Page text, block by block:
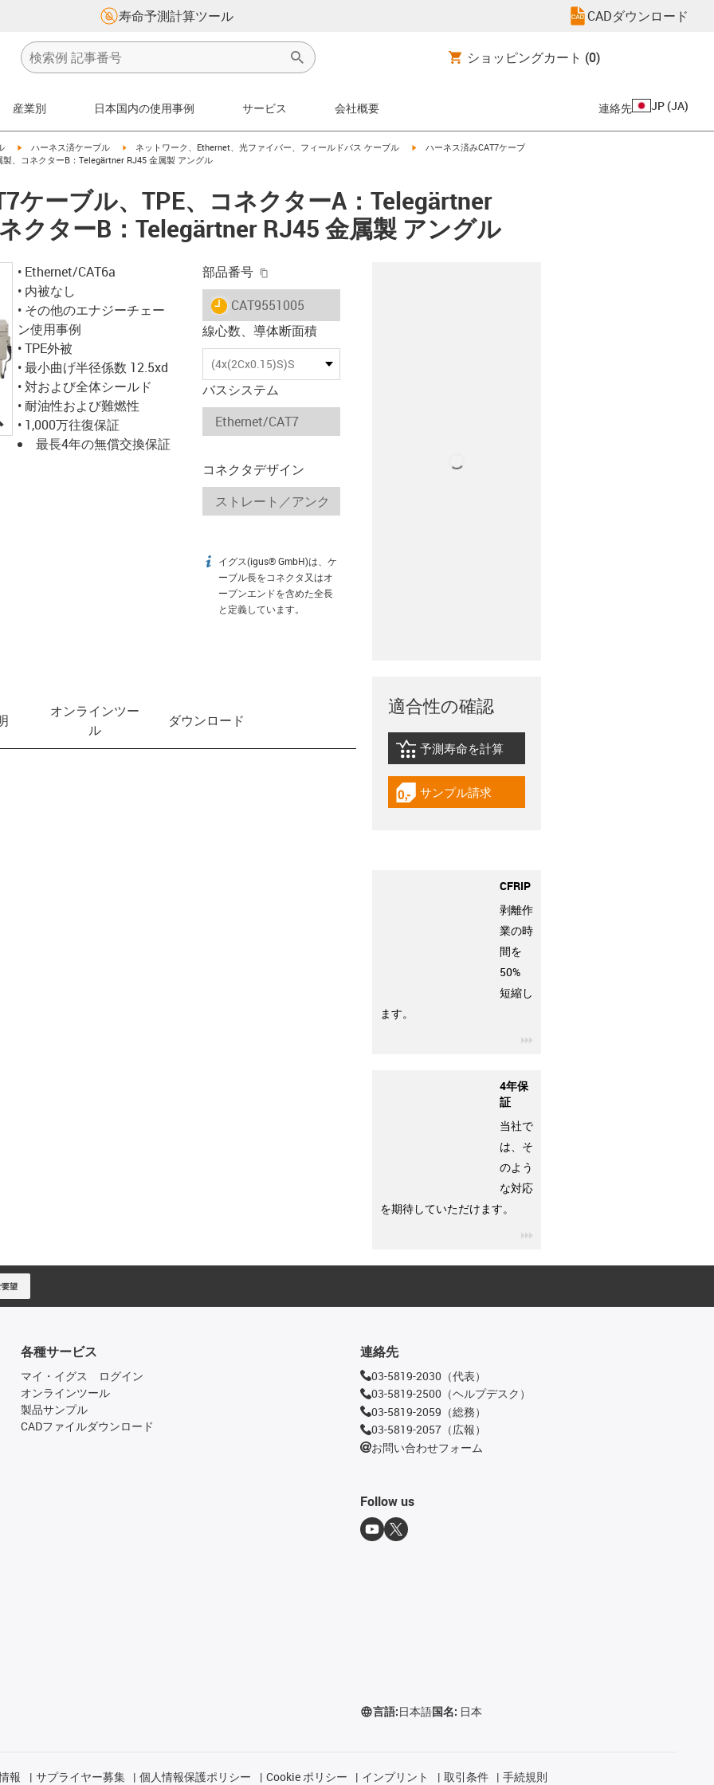
寿命予測計算ツール CADダウンロード
ショッピングカート (0)
産業別 日本国内の使用事例 サービス 会社概要 連絡先 JP (JA)
igus-icon-arrow-right
ハーネス済ケーブル igus-icon-arrow-right
ネットワーク、Ethernet、光ファイバー、フィールドバス ケーブル igus-icon-arrow-right
ハーネス済みCAT7ケーブ
、コネクターB：Telegärtner RJ45 金属製 アングル
ケーブル、TPE、コネクターA：Telegärtner
クターB：Telegärtner RJ45 金属製 アングル
igus-icon-lupe
• Ethernet/CAT6a
• 内被なし
• その他のエナジーチェー
ン使用事例
• TPE外被
• 最小曲げ半径係数 12.5xd
• 対および全体シールド
• 耐油性および難燃性
• 1,000万往復保証
最長4年の無償交換保証
部品番号
igus-icon-lieferzeit
CAT9551005
線心数、導体断面積
(4x(2Cx0.15)S)S
バスシステム
コネクタデザイン
igus-icon-info
イグス(igus® GmbH)は、ケ
ーブル長をコネクタ又はオ
ープンエンドを含めた全長
と定義しています。
オンラインツー
ル
ダウンロード
適合性の確認
igus-icon-lebensdauerrechner
予測寿命を計算
igus-icon-gratismuster
サンプル請求
CFRIP
剥離作
業の時
間を
50%
短縮し
ます。
4年保
証
当社で
は、そ
のよう
な対応
を期待していただけます。
望
各種サービス
マイ・イグス ログイン
オンラインツール
製品サンプル
CADファイルダウンロード
連絡先
03-5819-2030（代表）
03-5819-2500（ヘルプデスク）
03-5819-2059（総務）
03-5819-2057（広報）
お問い合わせフォーム
Follow us
言語:日本語国名: 日本
報 サプライヤー募集 個人情報保護ポリシー Cookie ポリシー インプリント 取引条件 手続規則